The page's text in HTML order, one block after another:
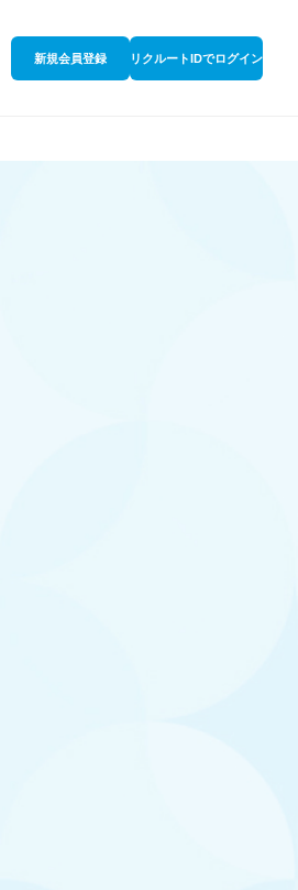
新規会員登録 リクルートIDでログイン